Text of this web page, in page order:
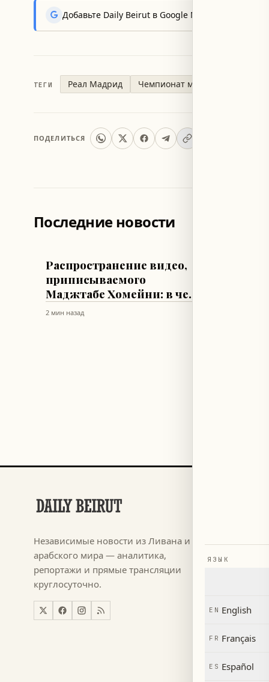
Добавьте Daily Beirut в Google News, чтобы
ТЕГИ Реал Мадрид Чемпионат мира 2026
ПОДЕЛИТЬСЯ
Последние новости
Распространение видео,
приписываемого
Маджтабе Хомейни: в чем
правда?
2 мин назад
Независимые новости из Ливана и
арабского мира — аналитика,
репортажи и прямые трансляции
круглосуточно.
٢٠٢٦
→
Мир
ЯЗЫК
EN English
FR Français
ES Español